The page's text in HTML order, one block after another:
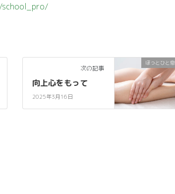
school_pro/
ほっとひと息
次の記事
向上心をもって
2025年3月16日